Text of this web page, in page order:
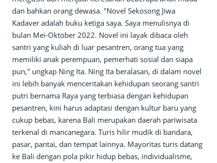
dan bahkan orang dewasa. "Novel Sekosong Jiwa
Kadaver adalah buku ketiga saya. Saya menulisnya di
bulan Mei-Oktober 2022. Novel ini layak dibaca oleh
santri yang kuliah di luar pesantren, orang tua yang
memiliki anak perempuan, pemerhati sosial dan siapa
pun," ungkap Ning Ita. Ning Ita beralasan, di dalam novel
ini lebih banyak menceritakan kehidupan seorang santri
putri bernama Raya yang terbiasa dengan kehidupan
pesantren, kini harus adaptasi dengan kultur baru yang
cukup bebas, karena Bali merupakan daerah pariwisata
terkenal di mancanegara. Turis hilir mudik di bandara,
pasar, pantai, dan tempat lainnya. Mayoritas turis datang
ke Bali dengan pola pikir hidup bebas, individualisme,